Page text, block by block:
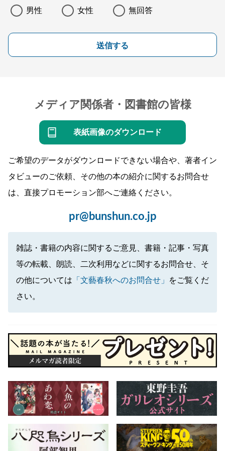
男性 女性 無回答
送信する
メディア関係者・図書館の皆様
表紙画像のダウンロード
ご希望のデータがダウンロードできない場合や、著者イン
タビューのご依頼、その他の本の紹介に関するお問合せ
は、直接プロモーション部へご連絡ください。
pr@bunshun.co.jp
雑誌・書籍の内容に関するご意見、書籍・記事・写真
等の転載、朗読、二次利用などに関するお問合せ、そ
の他については 「文藝春秋へのお問合せ」
をご覧くだ
さい。